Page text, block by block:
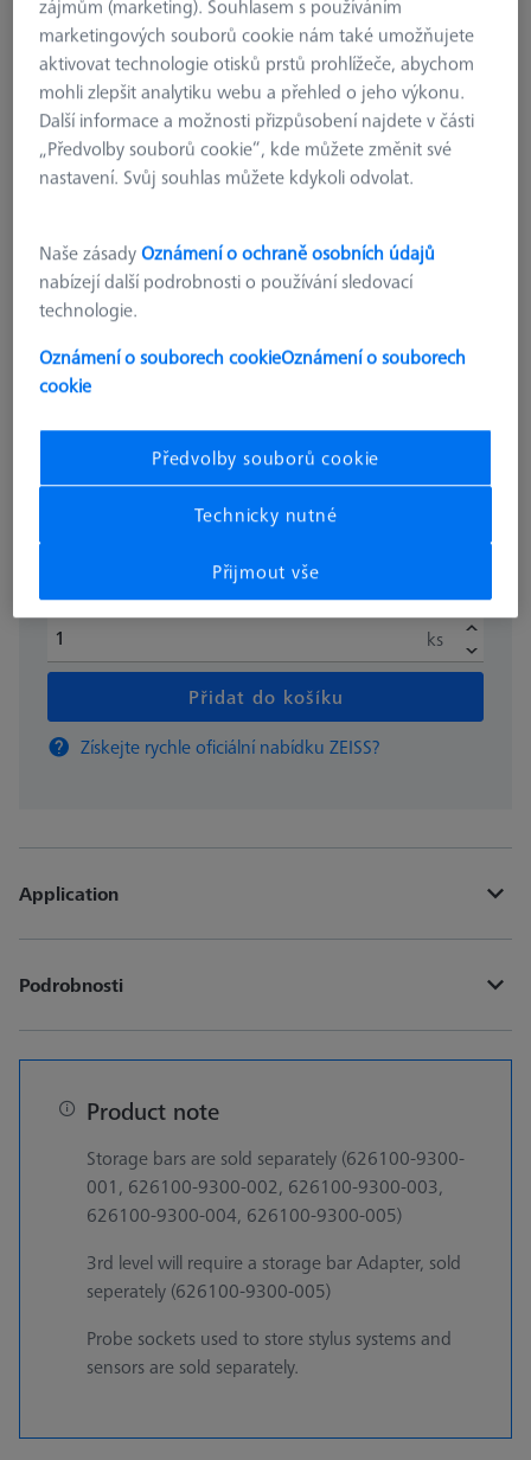
Zásobník Multi Sensor Rack (MSR
2.0) Z800
626100-9300-800
1.130,04 € bez DPH
ks
Přidat do košíku
Získejte rychle oficiální nabídku ZEISS?
Application
Podrobnosti
Product note
Storage bars are sold separately (626100-9300-
001, 626100-9300-002, 626100-9300-003,
626100-9300-004, 626100-9300-005)
3rd level will require a storage bar Adapter, sold
seperately (626100-9300-005)
Probe sockets used to store stylus systems and
sensors are sold separately.
zájmům (marketing). Souhlasem s používáním
marketingových souborů cookie nám také umožňujete
aktivovat technologie otisků prstů prohlížeče, abychom
mohli zlepšit analytiku webu a přehled o jeho výkonu.
Další informace a možnosti přizpůsobení najdete v části
„Předvolby souborů cookie“, kde můžete změnit své
nastavení. Svůj souhlas můžete kdykoli odvolat.
Naše zásadyOznámení o ochraně osobních údajů
nabízejí další podrobnosti o používání sledovací
technologie.
Oznámení o souborech cookieOznámení o souborech
cookie
Předvolby souborů cookie
Technicky nutné
Přijmout vše